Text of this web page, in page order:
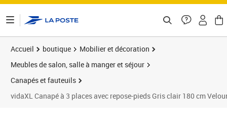
Accueil boutique
Mobilier et décoration
Meubles de salon, salle à manger et séjour
Canapés et fauteuils
vidaXL Canapé à 3 places avec repose-pieds Gris clair 180 cm